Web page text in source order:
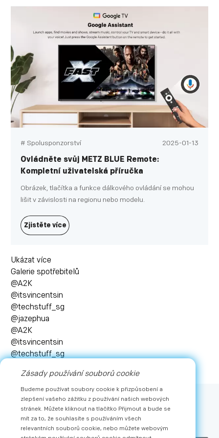
# Spolusponzorství 2025-01-13
Ovládněte svůj METZ BLUE Remote:
Kompletní uživatelská příručka
Obrázek, tlačítka a funkce dálkového ovládání se mohou
lišit v závislosti na regionu nebo modelu.
Zjistěte více
Ukázat více
Galerie spotřebitelů
@A2K
@itsvincentsin
@techstuff_sg
@jazephua
@A2K
@itsvincentsin
@techstuff_sg
Ukázat více
Upsat
Získejte nejnovější zprávy a exkluzivní nabídky od METZ
Zásady používání souborů cookie
Budeme používat soubory cookie k přizpůsobení a
zlepšení vašeho zážitku z používání našich webových
stránek. Můžete kliknout na tlačítko Přijmout a bude se
mít za to, že souhlasíte s používáním všech
relevantních souborů cookie, nebo můžete webovým